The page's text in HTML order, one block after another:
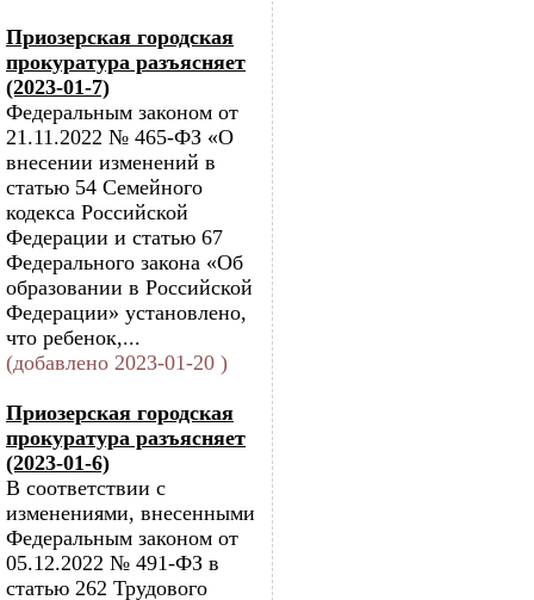
Приозерская городская
прокуратура разъясняет
(2023-01-7)
Федеральным законом от
21.11.2022 № 465-ФЗ «О
внесении изменений в
статью 54 Семейного
кодекса Российской
Федерации и статью 67
Федерального закона «Об
образовании в Российской
Федерации» установлено,
что ребенок,...
(добавлено 2023-01-20 )
Приозерская городская
прокуратура разъясняет
(2023-01-6)
В соответствии с
изменениями, внесенными
Федеральным законом от
05.12.2022 № 491-ФЗ в
статью 262 Трудового